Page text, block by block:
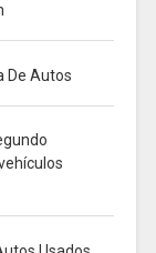
De Autos